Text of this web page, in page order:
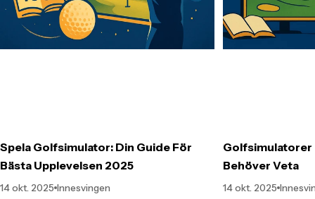
Spela Golfsimulator: Din Guide För
Bästa Upplevelsen 2025
14 okt. 2025 Innesvingen
Golfsimulatorer
Behöver Veta
14 okt. 2025